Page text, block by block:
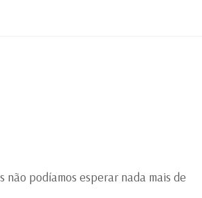
podíamos esperar nada mais de